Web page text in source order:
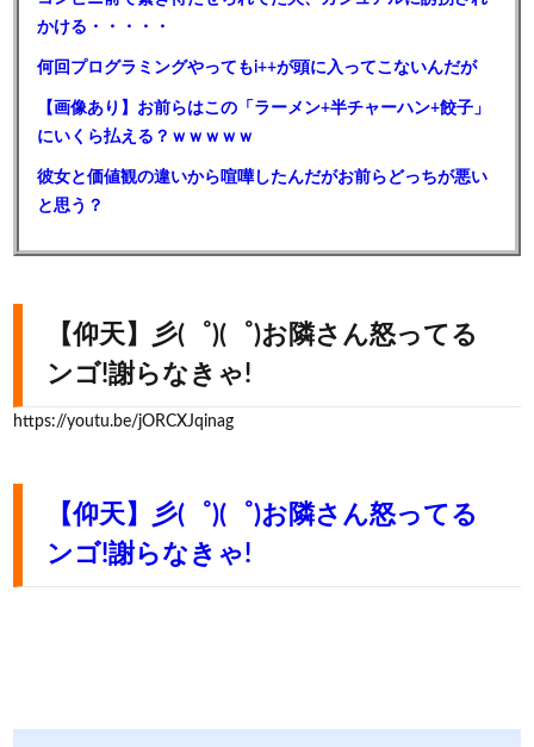
かける・・・・・
何回プログラミングやってもi++が頭に入ってこないんだが
【画像あり】お前らはこの「ラーメン+半チャーハン+餃子」
にいくら払える？ｗｗｗｗｗ
彼女と価値観の違いから喧嘩したんだがお前らどっちが悪い
と思う？
【仰天】彡(゜)(゜)お隣さん怒ってる
ンゴ!謝らなきゃ!
https://youtu.be/jORCXJqinag
【仰天】彡(゜)(゜)お隣さん怒ってる
ンゴ!謝らなきゃ!